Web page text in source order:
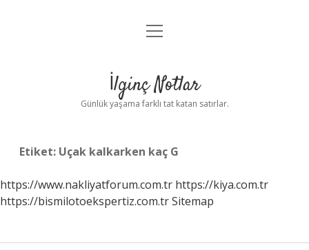
Anasayfa
Yasal Uyarı
menüyü
İlginç Notlar
Günlük yaşama farklı tat katan satırlar.
Etiket: Uçak kalkarken kaç G
https://www.nakliyatforum.com.tr https://kiya.com.tr
https://bismilotoekspertiz.com.trSitemap